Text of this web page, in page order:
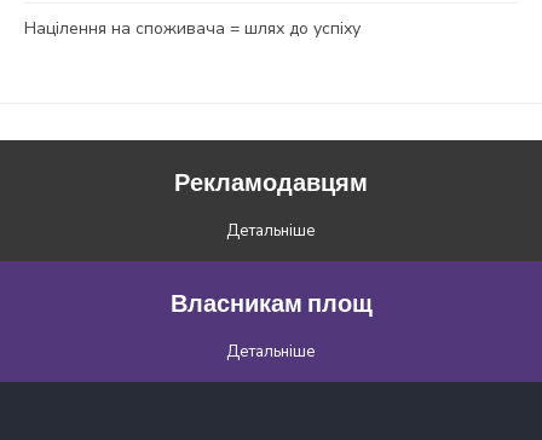
Націлення на споживача = шлях до успіху
Рекламодавцям
Детальніше
Власникам площ
Детальніше